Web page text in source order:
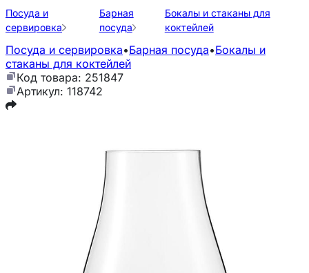
Посуда и
сервировка
Барная
посуда
Бокалы и стаканы для
коктейлей
Посуда и сервировка•Барная посуда•Бокалы и
стаканы для коктейлей
Код товара: 251847
Артикул: 118742